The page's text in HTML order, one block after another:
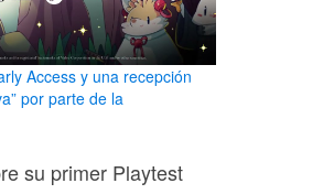
Access y una recepción
por parte de la
su primer Playtest